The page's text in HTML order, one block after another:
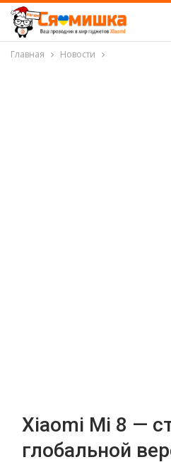
Главная Новости
Xiaomi Mi 8 —
глобальной